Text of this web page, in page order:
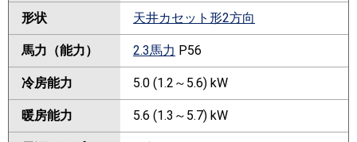
形状 天井カセット形2方向
馬力（能力） 2.3馬力 P56
冷房能力 5.0 (1.2～5.6) kW
暖房能力 5.6 (1.3～5.7) kW